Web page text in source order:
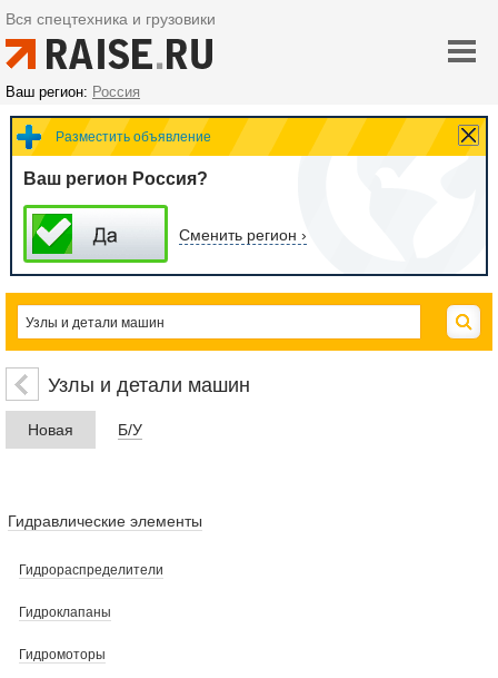
Вся спецтехника и грузовики
Ваш регион: Россия
Разместить объявление
Ваш регион Россия?
Сменить регион ›
Узлы и детали машин
Новая Б/У
Гидравлические элементы
Гидрораспределители
Гидроклапаны
Гидромоторы